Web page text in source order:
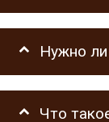
Нужно
Что